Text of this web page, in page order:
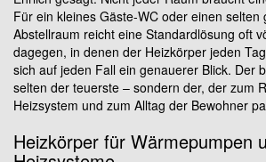
Für ein kleines Gäste-WC oder einen selten
Abstellraum reicht eine Standardlösung oft
dagegen, in denen der Heizkörper jeden
sich auf jeden Fall ein genauerer Blick. Der
selten der teuerste – sondern der, der zum
Heizsystem und zum Alltag der Bewohner
Heizkörper für Wärmepumpen